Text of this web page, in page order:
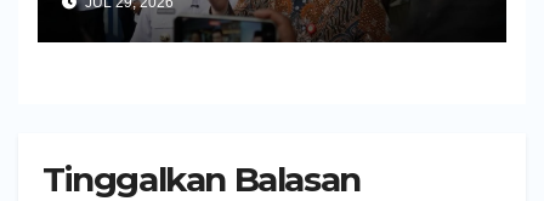
Tinggalkan Balasan